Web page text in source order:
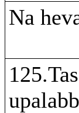
Na